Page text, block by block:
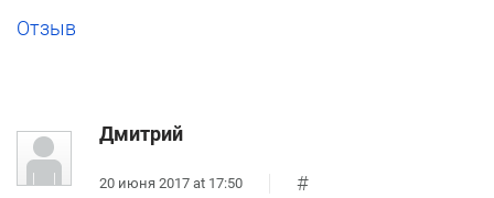
Отзыв
Дмитрий
20 июня 2017 at 17:50
#